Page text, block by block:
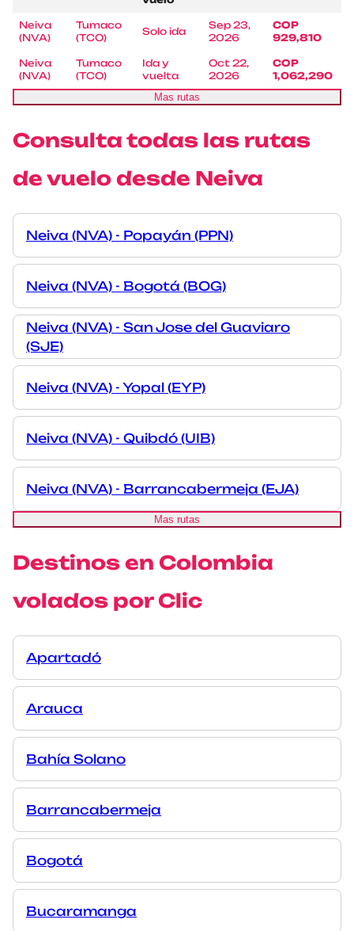
Neiva
(NVA)
Tumaco
(TCO)
Solo ida
Sep 23,
2026
COP
929,810
Neiva
(NVA)
Tumaco
(TCO)
Ida y
vuelta
Oct 22,
2026
COP
1,062,290
Mas rutas
Consulta todas las rutas
de vuelo desde Neiva
Neiva (NVA) - Popayán (PPN)
Neiva (NVA) - Bogotá (BOG)
Neiva (NVA) - San Jose del Guaviaro
(SJE)
Neiva (NVA) - Yopal (EYP)
Neiva (NVA) - Quibdó (UIB)
Neiva (NVA) - Barrancabermeja (EJA)
Mas rutas
Destinos en Colombia
volados por Clic
Apartadó
Arauca
Bahía Solano
Barrancabermeja
Bogotá
Bucaramanga